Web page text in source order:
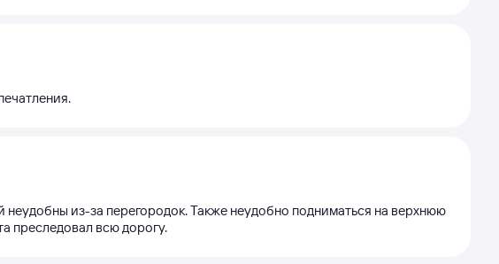
из-за перегородок. Также неудобно подниматься на верхнюю
преследовал всю дорогу.